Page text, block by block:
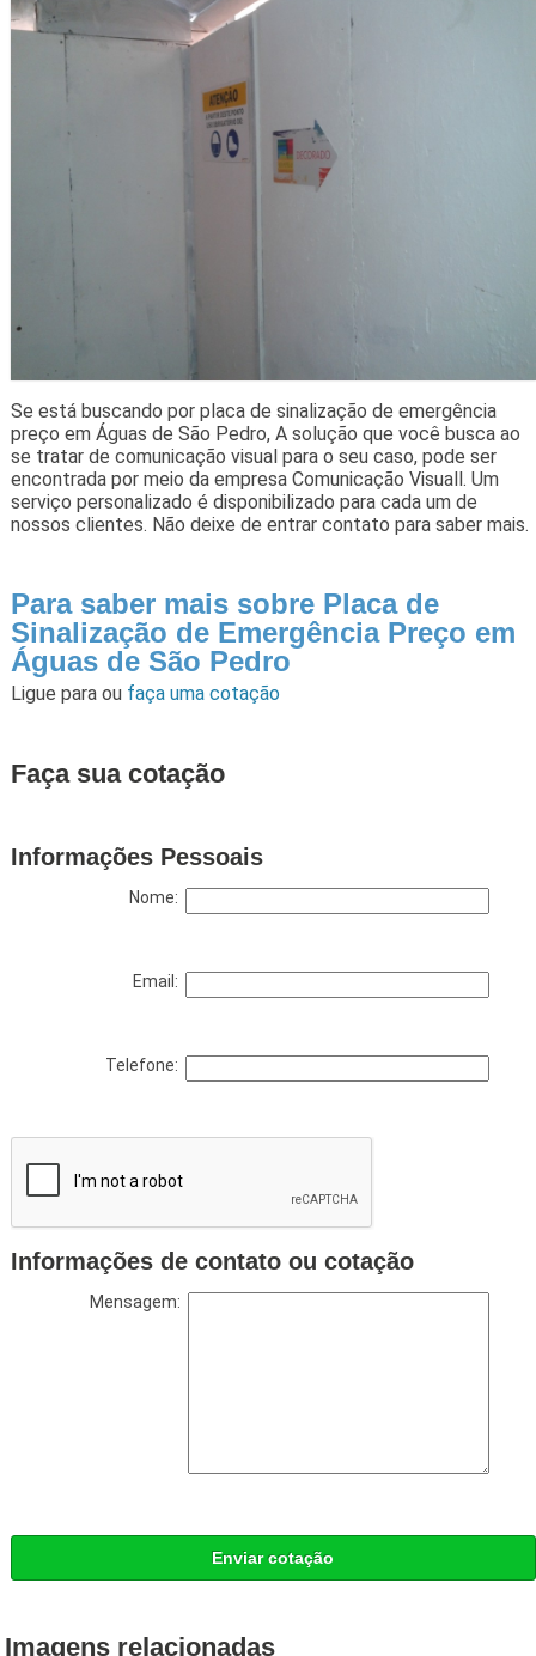
Se está buscando por placa de sinalização de emergência
preço em Águas de São Pedro, A solução que você busca ao
se tratar de comunicação visual para o seu caso, pode ser
encontrada por meio da empresa Comunicação Visuall. Um
serviço personalizado é disponibilizado para cada um de
nossos clientes. Não deixe de entrar contato para saber mais.
Para saber mais sobre Placa de
Sinalização de Emergência Preço em
Águas de São Pedro
Ligue para ou faça uma cotação
Faça sua cotação
Informações Pessoais
Nome:
Email:
Telefone:
Informações de contato ou cotação
Mensagem:
Enviar cotação
Imagens relacionadas